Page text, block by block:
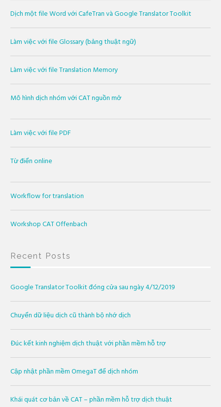
Dịch một file Word với CafeTran và Google Translator Toolkit
Làm việc với file Glossary (bảng thuật ngữ)
Làm việc với file Translation Memory
Mô hình dịch nhóm với CAT nguồn mở
Làm việc với file PDF
Từ điển online
Workflow for translation
Workshop CAT Offenbach
Recent Posts
Google Translator Toolkit đóng cửa sau ngày 4/12/2019
Chuyển dữ liệu dịch cũ thành bộ nhớ dịch
Đúc kết kinh nghiệm dịch thuật với phần mềm hỗ trợ
Cập nhật phần mềm OmegaT để dịch nhóm
Khái quát cơ bản về CAT – phần mềm hỗ trợ dịch thuật